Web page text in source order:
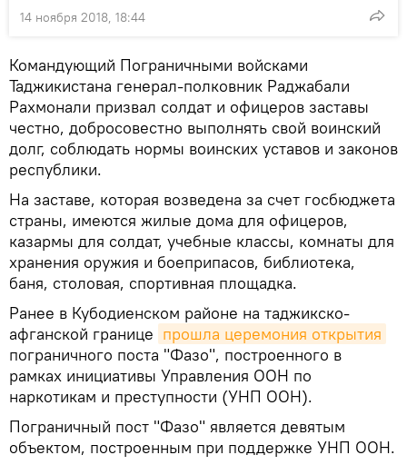
14 ноября 2018, 18:44
Командующий Пограничными войсками
Таджикистана генерал-полковник Раджабали
Рахмонали призвал солдат и офицеров заставы
честно, добросовестно выполнять свой воинский
долг, соблюдать нормы воинских уставов и законов
республики.
На заставе, которая возведена за счет госбюджета
страны, имеются жилые дома для офицеров,
казармы для солдат, учебные классы, комнаты для
хранения оружия и боеприпасов, библиотека,
баня, столовая, спортивная площадка.
Ранее в Кубодиенском районе на таджикско-
афганской границе прошла церемония открытия
пограничного поста "Фазо", построенного в
рамках инициативы Управления ООН по
наркотикам и преступности (УНП ООН).
Пограничный пост "Фазо" является девятым
объектом, построенным при поддержке УНП ООН.